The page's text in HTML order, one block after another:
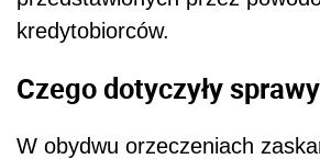
kredytobiorców.
Czego dotyczyły
W obydwu orzeczeniach